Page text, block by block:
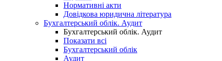
Нормативні акти
Довідкова юридична література
Бухгалтерський облік. Аудит
Бухгалтерський облік. Аудит
Показати всі
Бухгалтерський облік
Аудит